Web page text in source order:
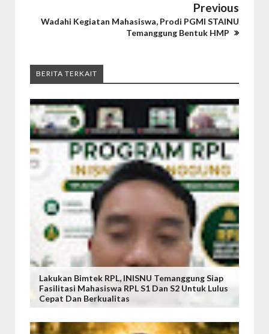
Previous
Wadahi Kegiatan Mahasiswa, Prodi PGMI STAINU
Temanggung Bentuk HMP
BERITA TERKAIT
Lakukan Bimtek RPL, INISNU Temanggung Siap
Fasilitasi Mahasiswa RPL S1 Dan S2 Untuk Lulus
Cepat Dan Berkualitas